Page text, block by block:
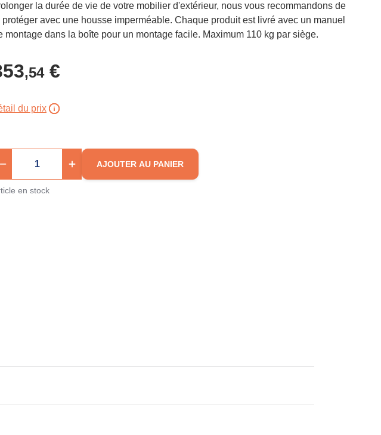
la durée de vie de votre mobilier d'extérieur, nous vous recommandons de
protéger avec une housse imperméable. Chaque produit est livré avec un manuel
montage dans la boîte pour un montage facile. Maximum 110 kg par siège.
,54€
du prix
AJOUTER AU PANIER
en stock